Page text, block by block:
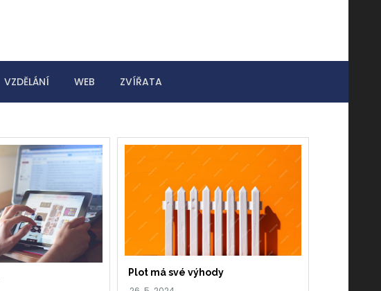
VZDĚLÁNÍ WEB ZVÍŘATA
Plot má své výhody